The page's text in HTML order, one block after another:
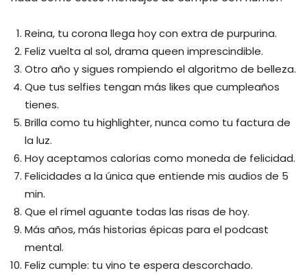
Reina, tu corona llega hoy con extra de purpurina.
Feliz vuelta al sol, drama queen imprescindible.
Otro año y sigues rompiendo el algoritmo de belleza.
Que tus selfies tengan más likes que cumpleaños
tienes.
Brilla como tu highlighter, nunca como tu factura de
la luz.
Hoy aceptamos calorías como moneda de felicidad.
Felicidades a la única que entiende mis audios de 5
min.
Que el rímel aguante todas las risas de hoy.
Más años, más historias épicas para el podcast
mental.
Feliz cumple: tu vino te espera descorchado.